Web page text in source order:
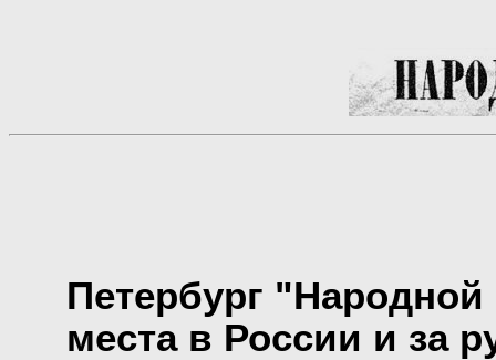
Петербург
места в России и за